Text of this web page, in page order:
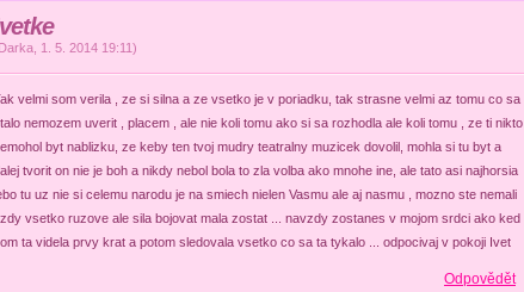
Darka 1. 5. 2014 19:11)
velmi som verila , ze si silna a ze vsetko je v poriadku, tak strasne velmi az tomu co sa
nemozem uverit , placem , ale nie koli tomu ako si sa rozhodla ale koli tomu , ze ti nikto
byt nablizku, ze keby ten tvoj mudry teatralny muzicek dovolil, mohla si tu byt a
tvorit on nie je boh a nikdy nebol bola to zla volba ako mnohe ine, ale tato asi najhorsia
tu uz nie si celemu narodu je na smiech nielen Vasmu ale aj nasmu , mozno ste nemali
vsetko ruzove ale sila bojovat mala zostat ... navzdy zostanes v mojom srdci ako ked
ta videla prvy krat a potom sledovala vsetko co sa ta tykalo ... odpocivaj v pokoji Ivet
Odpovědět